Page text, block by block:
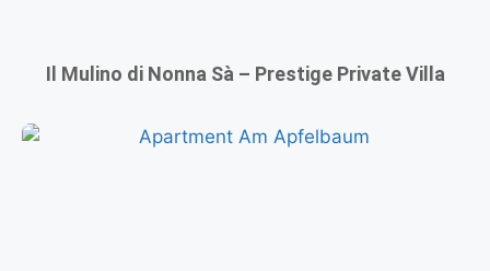
Il Mulino di Nonna Sà – Prestige Private Villa